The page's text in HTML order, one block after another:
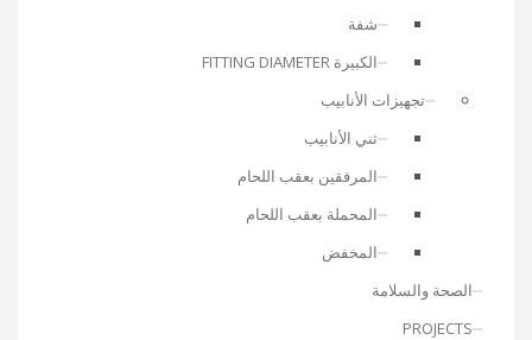
شفة
الكبيرة FITTING DIAMETER
تجهيزات الأنابيب
ثني الأنابيب
المرفقين بعقب اللحام
المحملة بعقب اللحام
المخفض
الصحة والسلامة
PROJECTS